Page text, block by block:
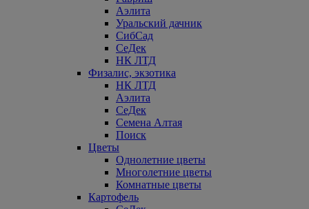
Аэлита
Уральский дачник
СибСад
СеДек
НК ЛТД
Физалис, экзотика
НК ЛТД
Аэлита
СеДек
Семена Алтая
Поиск
Цветы
Однолетние цветы
Многолетние цветы
Комнатные цветы
Картофель